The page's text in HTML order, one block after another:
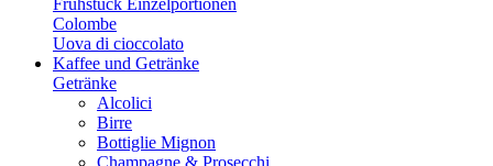
Frühstück Einzelportionen
Colombe
Uova di cioccolato
Kaffee und Getränke
Getränke
Alcolici
Birre
Bottiglie Mignon
Champagne & Prosecchi